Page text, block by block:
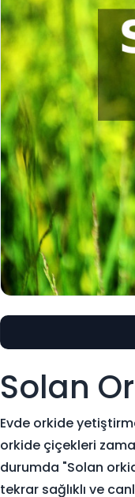
Solan
Evde orkide
orkide çiçekleri
durumda "Solan
tekrar sağlıklı ve